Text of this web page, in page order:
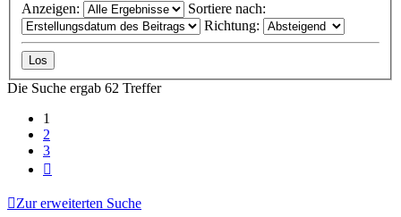
Anzeigen:
Sortiere nach:
Richtung:
Die Suche ergab 62 Treffer
1
2
3
Zur erweiterten Suche